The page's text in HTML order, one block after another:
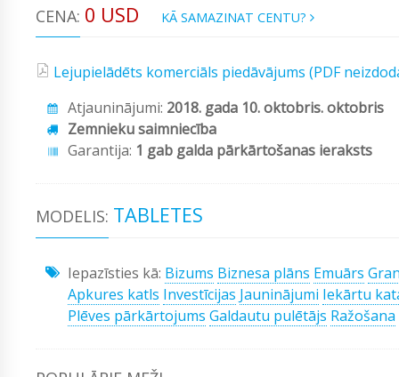
CENA: 0 USD KĀ SAMAZINAT CENTU?
Lejupielādēts komerciāls piedāvājums (PDF
Atjauninājumi: 2018. gada 10. oktobris. oktobris
Zemnieku saimniecība
Garantija: 1 gab galda pārkārtošanas ieraksts
MODELIS: TABLETES
Iepazīsties kā: Bizums Biznesa plāns Emuārs
Apkures katls Investīcijas Jauninājumi Iekārtu
Plēves pārkārtojums Galdautu pulētājs Ražošana